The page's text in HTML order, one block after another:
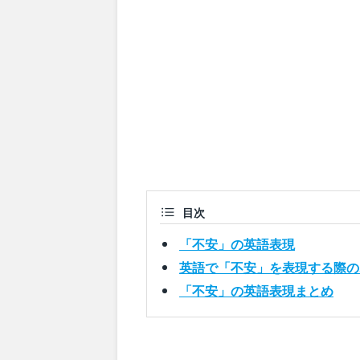
目次
「不安」の英語表現
英語で「不安」を表現する際
「不安」の英語表現まとめ